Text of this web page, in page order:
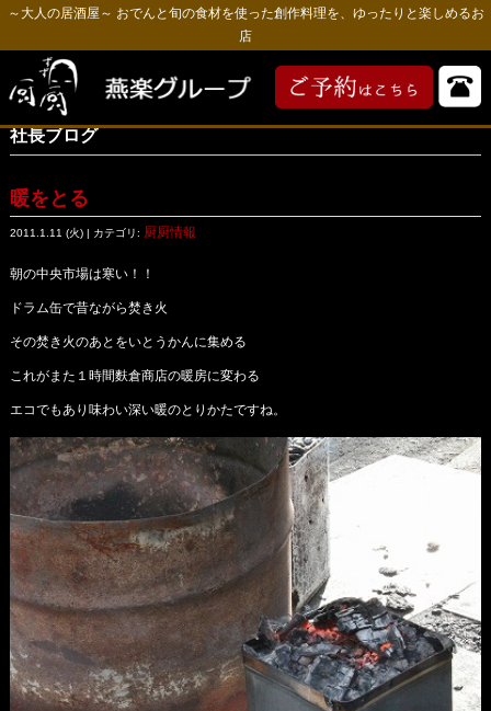
～大人の居酒屋～ おでんと旬の食材を使った創作料理を、ゆったりと楽しめるお
店
社長ブログ
暖をとる
2011.1.11 (火) | カテゴリ: 厨厨情報
朝の中央市場は寒い！！
ドラム缶で昔ながら焚き火
その焚き火のあとをいとうかんに集める
これがまた１時間麩倉商店の暖房に変わる
エコでもあり味わい深い暖のとりかたですね。